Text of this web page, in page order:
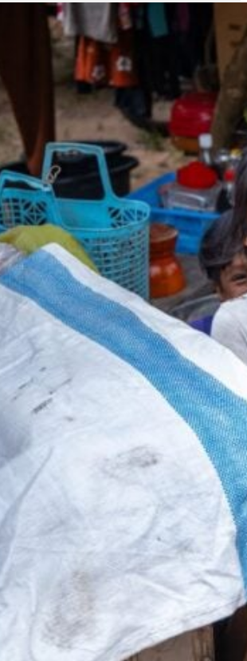
ក្នុងទឹកដីកម្ពុជា។ របាយការណ៍ពីសហគមន៍ដែលរងផ
ាត់ថា CHRAC លោក រស់ សុដ្ឋា បានប្រាប់ប្រជ
មជាតិ ក្រោយទទួលដំណឹងពីករណីងាប់បក្សីទាំងហ្វូងៗនៅ
ទ្យ សុំការសហការពីមន្ទីរពេទ្យ ដោយសារនៅមន្ទីរព
ញ្ញា ឬជំងឺដែលពេទ្យនិយាយថាប្រភេទជំងឺអីៗ ថាតើជំ
ទីរពេទ្យបង្អែកខេត្ត។ ជំហានបន្ទាប់ ក្រុមការង
ាពទូទៅ ទាក់ទងនឹងផលប៉ះពាល់បរិស្ថាននៃការប្រើ
ការសិក្សាយកជាផ្លូវការ»។ អភិបាលរងខេត្តព្រះ
ជាគាត់ Specialist គាត់មានឧបករណ៍ក្នុងការវា
រះវិហារ មិនត្រូវបានអនុញ្ញាតឱ្យក្រុមអង្គការចូល
អង្គការសង្គមស៊ីវិលចុះសិក្សាផលប៉ះពាល់នៃអាវុធគីមី
ៅលើផលប៉ះពាល់នៃការប្រើប្រាស់អាវុធគីមីពីសំណាក់
ើម ប៉ះពាល់ទៅដល់រុក្ខជាតិ សត្វអីជាដើម»។ ជាមួយ
ស្ស សត្វ រុក្ខជាតិ នៅកម្ពុជា។